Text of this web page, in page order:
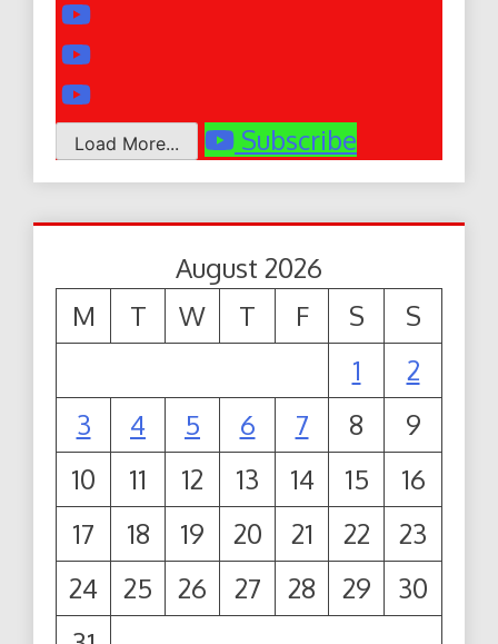
Load More... Subscribe
August 2026
M
T W T F S
S
1
2
3
4 5 6 7 8
9
10
11 12 13 14 15
16
17
18 19 20 21 22
23
24
25 26 27 28 29
30